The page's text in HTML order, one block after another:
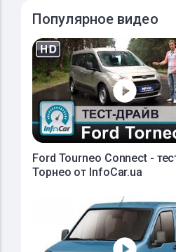
Популярное видео
Ford Tourneo Connect -
Торнео от InfoCar.ua